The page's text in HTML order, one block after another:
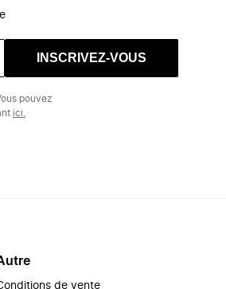
INSCRIVEZ-VOUS
pouvez
ici.
de vente